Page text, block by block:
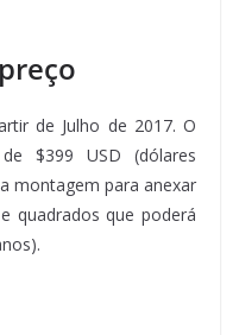
de Julho de 2017. O
$399 USD (dólares
montagem para anexar
quadrados que poderá